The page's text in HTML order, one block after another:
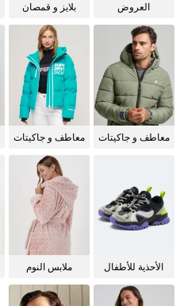
العروض
بلايز و قمصان
معاطف و جاكيتات
معاطف و جاكيتات
الأحذية للأطفال
ملابس النوم